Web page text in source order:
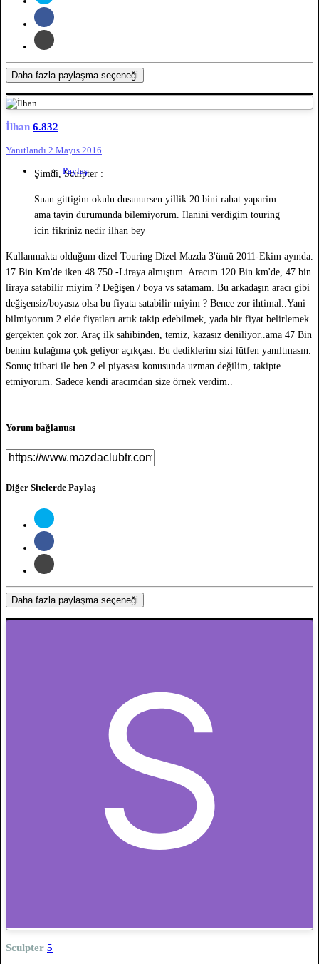
Daha fazla paylaşma seçeneği
İlhan 6.832
Yanıtlandı 2 Mayıs 2016
Paylaş
Şimdi, Sculpter :
Suan gittigim okulu dusunursen yillik 20 bini rahat yaparim
ama tayin durumunda bilemiyorum. Ilanini verdigim touring
icin fikriniz nedir ilhan bey
Kullanmakta olduğum dizel Touring Dizel Mazda 3'ümü 2011-Ekim ayında.
17 Bin Km'de iken 48.750.-Liraya almıştım. Aracım 120 Bin km'de, 47 bin
liraya satabilir miyim ? Değişen / boya vs satamam. Bu arkadaşın aracı gibi
değişensiz/boyasız olsa bu fiyata satabilir miyim ? Bence zor ihtimal..Yani
bilmiyorum 2.elde fiyatları artık takip edebilmek, yada bir fiyat belirlemek
gerçekten çok zor. Araç ilk sahibinden, temiz, kazasız deniliyor..ama 47 Bin
benim kulağıma çok geliyor açıkçası. Bu dediklerim sizi lütfen yanıltmasın.
Sonuç itibari ile ben 2.el piyasası konusunda uzman değilim, takipte
etmiyorum. Sadece kendi aracımdan size örnek verdim..
Yorum bağlantısı
Diğer Sitelerde Paylaş
Daha fazla paylaşma seçeneği
Sculpter 5